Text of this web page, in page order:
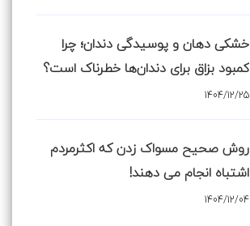
خشکی دهان و پوسیدگی دندان؛ چرا
کمبود بزاق برای دندان‌ها خطرناک است؟
1404/12/25
روش صحیح مسواک زدن که اکثرمردم
اشتباه انجام می دهند!
1404/12/04